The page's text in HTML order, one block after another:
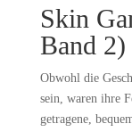
Skin
Band
Obwohl die
sein, waren ihre
getragene,